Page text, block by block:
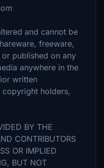
and cannot be
freeware,
published on any
anywhere in the
written
holders,
BY THE
CONTRIBUTORS
OR IMPLIED
BUT NOT